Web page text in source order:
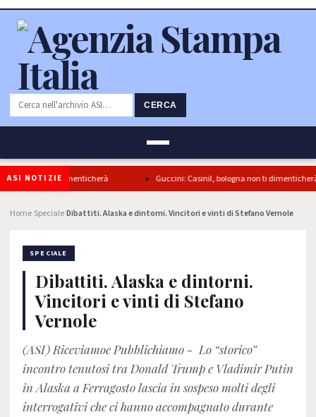
CERCA
ASI NOTIZIE
non ti dimenticherà Guccini: CasiniI, bologna non ti dimenticherà
Home SpecialeDibattiti. Alaska e dintorni. Vincitori e vinti di Stefano Vernole
SPECIALE
Dibattiti. Alaska e dintorni.
Vincitori e vinti di Stefano
Vernole
(ASI) Riceviamoe Pubblichiamo - Lo “storico”
incontro tenutosi tra Donald Trump e Vladimir Putin
in Alaska a Ferragosto lascia in sospeso molti degli
interrogativi che ci hanno accompagnato durante